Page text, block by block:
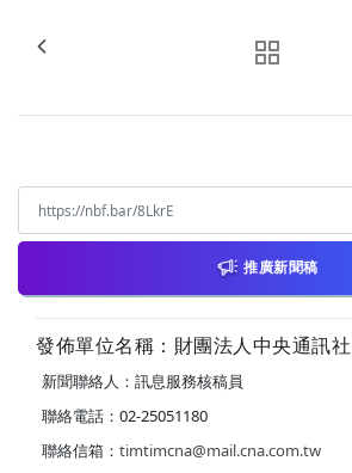
推廣新聞稿
發佈單位名稱：財團法人中央通訊社
新聞聯絡人：訊息服務核稿員
聯絡電話：02-25051180
聯絡信箱： timtimcna@mail.cna.com.tw